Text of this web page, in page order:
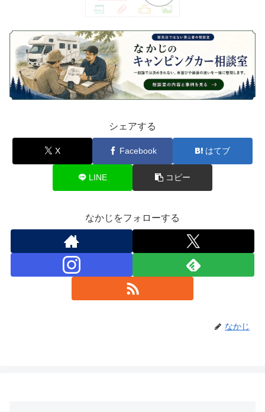
シェアする
X Facebook はてブ
LINE コピー
なかじをフォローする
なかじ